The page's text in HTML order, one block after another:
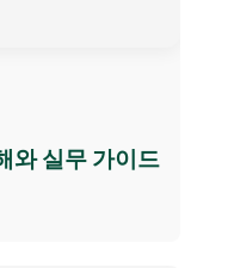
와 실무 가이드